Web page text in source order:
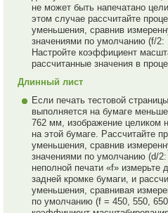
не может быть напечатано
этом случае рассчитайте
уменьшения, сравнив
значениями по умолчанию (f/
Настройте коэффициент
рассчитанные значения в
Длинный лист
Если печать тестовой
выполняется на бумаге
762 мм, изображение целиком
на этой бумаге. Рассчитайте
уменьшения, сравнив
значениями по умолчанию (d/
неполной печати «f»
задней кромке бумаги, и
уменьшения, сравнивая
по умолчанию (f = 450, 550,